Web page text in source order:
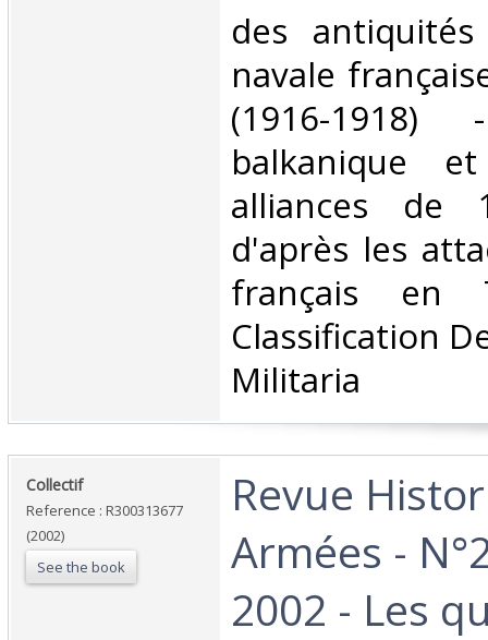
des
navale
(1916-
balkanique
alliances de
d'après les
français en
Classification
Militaria‎
‎Collectif‎
Reference : R300313677
(2002)
See the book
‎Revue
Armées -
2002 - Les